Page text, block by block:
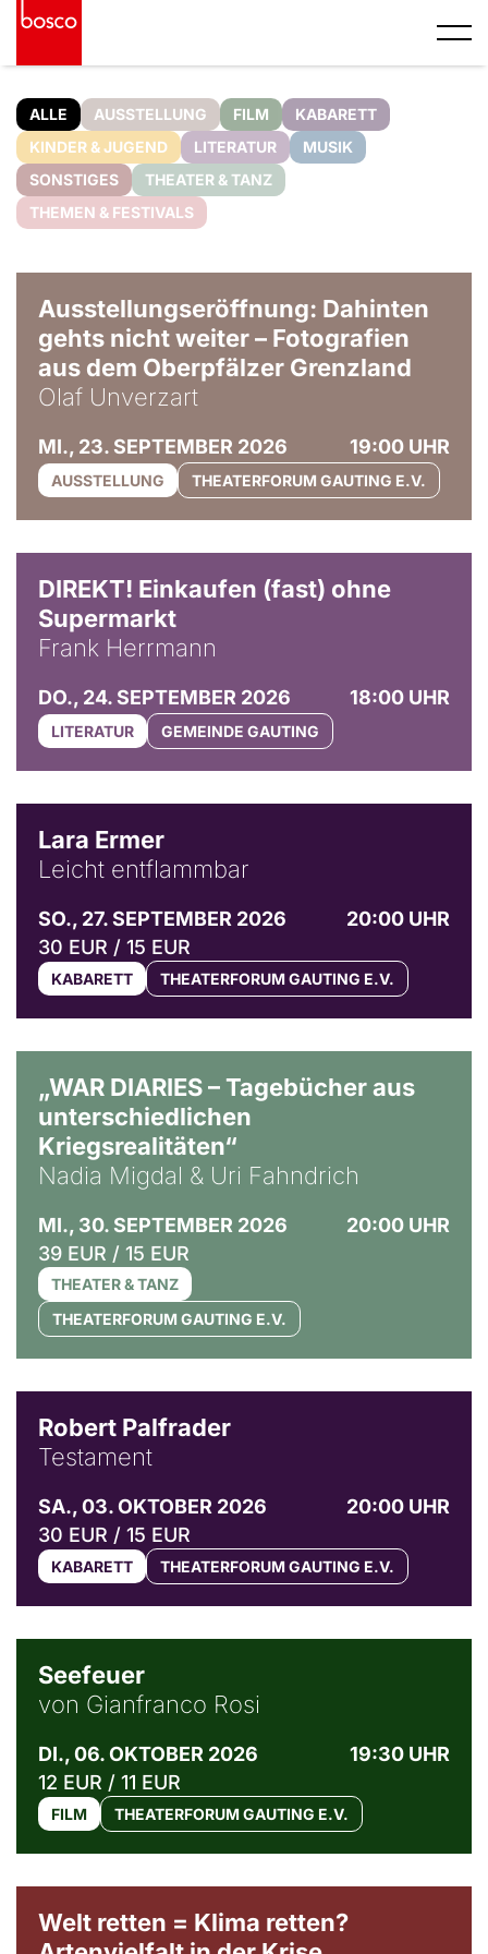
ALLE AUSSTELLUNG FILM
KABARETT
KINDER & JUGEND
LITERATUR
MUSIK
SONSTIGES
THEATER & TANZ
THEMEN & FESTIVALS
Ausstellungseröffnung: Dahinten
gehts nicht weiter – Fotografien
aus dem Oberpfälzer Grenzland
Olaf Unverzart
MI., 23. SEPTEMBER 2026 19:00 UHR
AUSSTELLUNG THEATERFORUM GAUTING E.V.
DIREKT! Einkaufen (fast) ohne
Supermarkt
Frank Herrmann
DO., 24. SEPTEMBER 2026 18:00 UHR
LITERATUR GEMEINDE GAUTING
Lara Ermer
Leicht entflammbar
SO., 27. SEPTEMBER 2026
20:00 UHR
30 EUR / 15 EUR
KABARETT THEATERFORUM GAUTING E.V.
„WAR DIARIES – Tagebücher aus
unterschiedlichen
Kriegsrealitäten“
Nadia Migdal & Uri Fahndrich
MI., 30. SEPTEMBER 2026
20:00 UHR
39 EUR / 15 EUR
THEATER & TANZ
THEATERFORUM GAUTING E.V.
Robert Palfrader
Testament
SA., 03. OKTOBER 2026
20:00 UHR
30 EUR / 15 EUR
KABARETT THEATERFORUM GAUTING E.V.
Seefeuer
von Gianfranco Rosi
DI., 06. OKTOBER 2026
19:30 UHR
12 EUR / 11 EUR
FILM THEATERFORUM GAUTING E.V.
Welt retten = Klima retten?